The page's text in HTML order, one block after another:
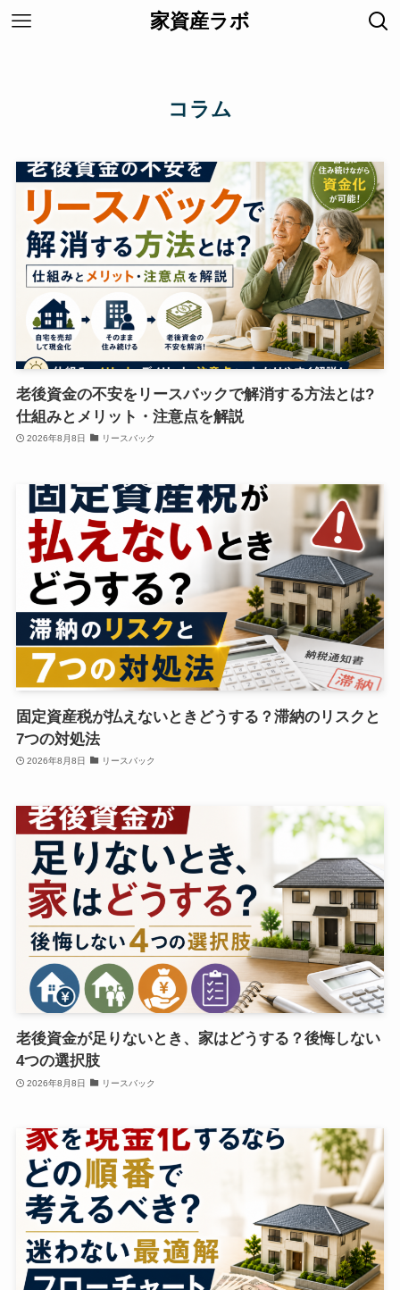
家資産ラボ
コラム
老後資金の不安をリースバックで解消する方法とは?
仕組みとメリット・注意点を解説
2026年8月8日 リースバック
固定資産税が払えないときどうする？滞納のリスクと
7つの対処法
2026年8月8日 リースバック
老後資金が足りないとき、家はどうする？後悔しない
4つの選択肢
2026年8月8日 リースバック